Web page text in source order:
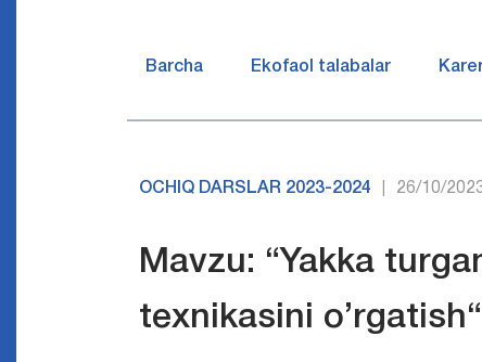
Barcha Ekofaol talabalar
OCHIQ DARSLAR 2023-2024 26/10/
Mavzu: “Yakka
texnikasini o’rgatish“